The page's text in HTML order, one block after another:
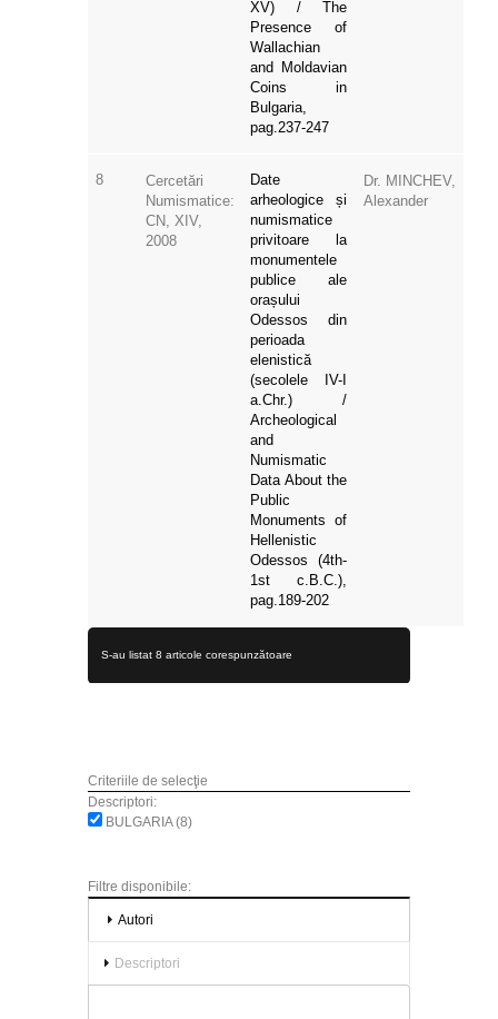
XV) / The
Presence of
Wallachian
and Moldavian
Coins in
Bulgaria,
pag.237-247
8
Cercetări
Numismatice:
CN, XIV,
2008
Date
arheologice și
numismatice
privitoare la
monumentele
publice ale
orașului
Odessos din
perioada
elenistică
(secolele IV-I
a.Chr.) /
Archeological
and
Numismatic
Data About the
Public
Monuments of
Hellenistic
Odessos (4th-
1st c.B.C.),
pag.189-202
Dr. MINCHEV,
Alexander
S-au listat 8 articole corespunzătoare
Criteriile de selecţie
Descriptori:
BULGARIA (8)
Filtre disponibile:
Autori
Descriptori